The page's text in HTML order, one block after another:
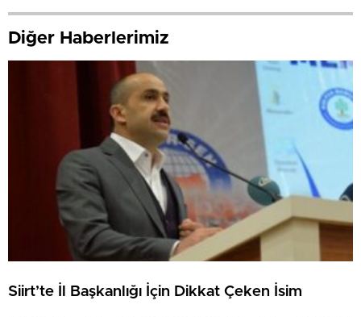
Diğer Haberlerimiz
Siirt’te İl Başkanlığı İçin Dikkat Çeken İsim